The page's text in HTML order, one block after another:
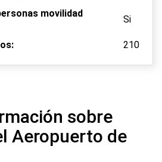
movilidad
Si
210
sobre
Aeropuerto de